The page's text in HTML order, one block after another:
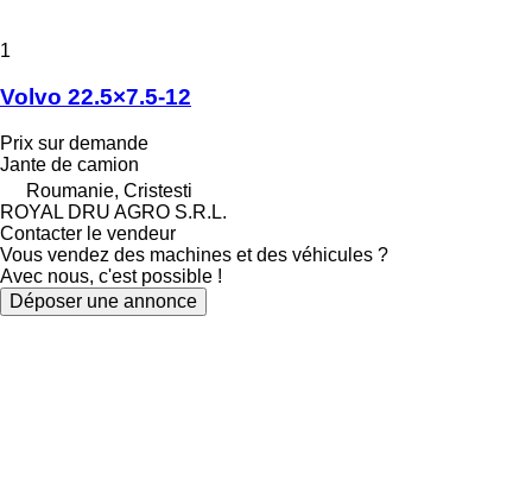
1
Volvo 22.5×7.5-12
Prix sur demande
Jante de camion
Roumanie, Cristesti
ROYAL DRU AGRO S.R.L.
Contacter le vendeur
Vous vendez des machines et des véhicules ?
Avec nous, c'est possible !
Déposer une annonce